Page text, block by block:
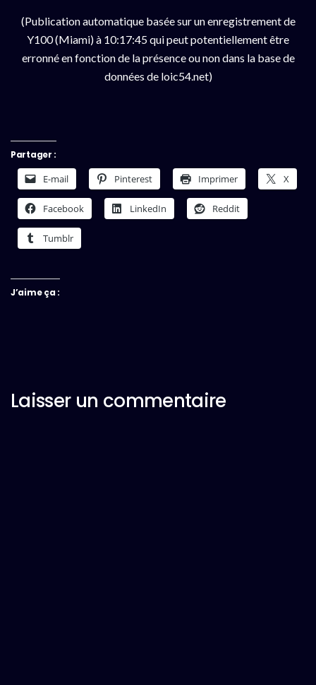
(Publication automatique basée sur un enregistrement de
Y100 (Miami) à 10:17:45 qui peut potentiellement être
erronné en fonction de la présence ou non dans la base de
données de loic54.net)
Partager :
E-mail Pinterest Imprimer X
Facebook LinkedIn Reddit
Tumblr
J’aime ça :
Laisser un commentaire